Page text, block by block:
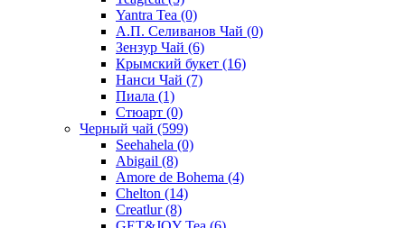
Yantra Tea (0)
А.П. Селиванов Чай (0)
Зензур Чай (6)
Крымский букет (16)
Нанси Чай (7)
Пиала (1)
Стюарт (0)
Черный чай (599)
Seehahela (0)
Abigail (8)
Amore de Bohema (4)
Chelton (14)
Creatlur(8)